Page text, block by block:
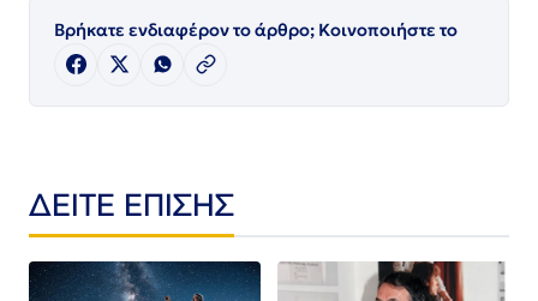
Βρήκατε ενδιαφέρον το άρθρο; Κοινοποιήστε το
ΔΕΙΤΕ ΕΠΙΣΗΣ